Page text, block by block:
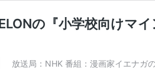
の『小学校向けマ
放送局：NHK 番組：漫画家イエナガ